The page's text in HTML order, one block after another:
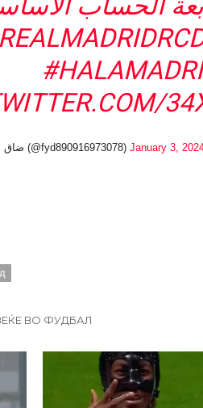
— ضاق صدري من الدنيا واكتفيت (@fyd890916973078) January 3,
ВО ФУДБАЛ